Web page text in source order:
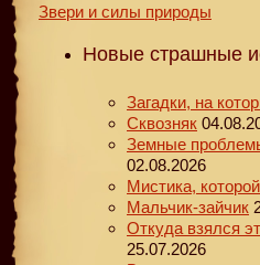
Звери и силы природы
Новые страшные
Загадки, на
Сквозняк
Земные
02.08.2026
Мистика,
Мальчик-зайчик
Откуда взялся
25.07.2026